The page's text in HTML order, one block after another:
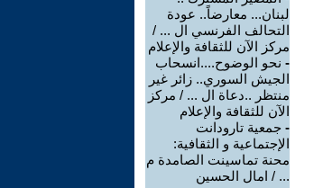
لبنان... معارضاً.. عودة
التحالف الفرنسي ال ... /
مركز الآن للثقافة والإعلام
- نحو الوضوح....انسحاب
الجيش السوري.. زائر غير
منتظر ..دعاة ال ... / مركز
الآن للثقافة والإعلام
- جمعية تارودانت
الإجتماعية و الثقافية:
محنة تماسينت الصامدة م
... / امال الحسين